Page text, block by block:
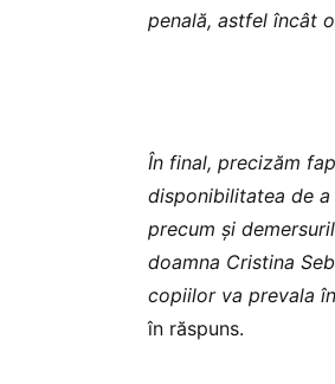
penală, astfel încât
În final, precizăm
disponibilitatea de
precum şi
doamna Cristina
copiilor va prevala
în răspuns.